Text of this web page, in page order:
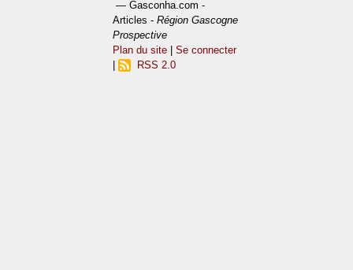
— Gasconha.com -
Articles -Région Gascogne
Prospective
Plan du site |Se connecter
RSS 2.0